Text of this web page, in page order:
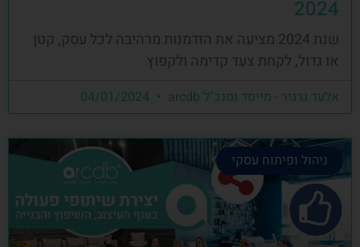
2024
שנת 2024 מציעה את הזדמנות מרהיבה לכל עסק, קטן
או גדול, לקחת צעד קדימה ולקפוץ
אלעד גרגיר - מייסד ומנכ"ל arcdb
ניהול ופיתוח עסקי